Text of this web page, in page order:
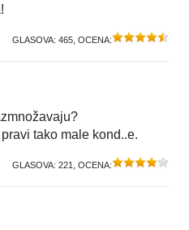
GLASOVA: 465 , OCENA:
tako male kond..e.
GLASOVA: 221 , OCENA: